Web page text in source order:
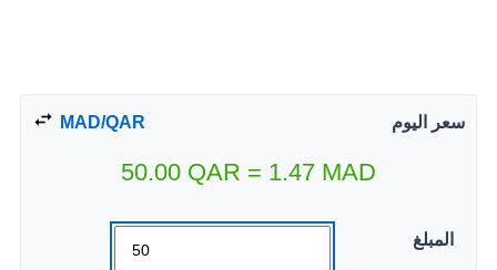
سعر اليوم MAD/QAR
50.00 QAR = 1.47 MAD
المبلغ